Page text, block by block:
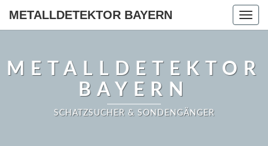
METALLDETEKTOR BAYERN
METALLDETEKTOR
BAYERN
SCHATZSUCHER & SONDENGÄNGER